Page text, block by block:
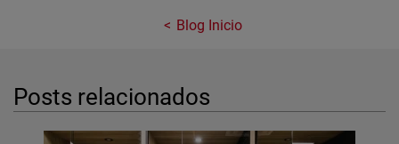
Blog Inicio
Posts relacionados